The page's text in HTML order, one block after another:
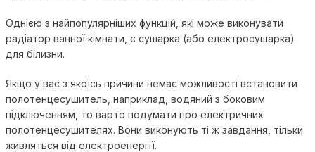
Однією з найпопулярніших функцій, які може виконувати
радіатор ванної кімнати, є сушарка (або електросушарка)
для білизни.
Якщо у вас з якоїсь причини немає можливості встановити
полотенцесушитель, наприклад, водяний з боковим
підключенням, то варто подумати про електричних
полотенцесушителях. Вони виконують ті ж завдання, тільки
живляться від електроенергії.